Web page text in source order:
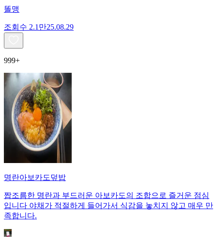
똘맹
조회수 2.1만25.08.29
999+
명란아보카도덮밥
짭조름한 명란과 부드러운 아보카도의 조합으로 즐거운 점심
입니다 야채가 적절하게 들어가서 식감을 놓치지 않고 매우 만
족합니다.